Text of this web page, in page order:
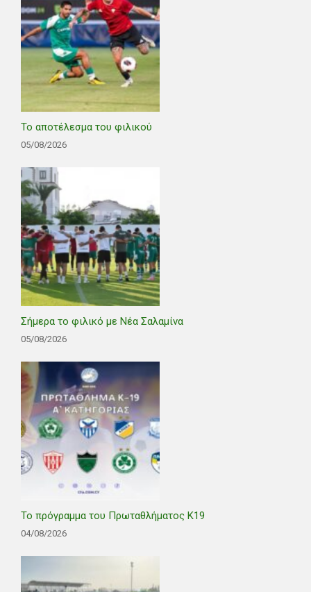
Το αποτέλεσμα του φιλικού
05/08/2026
Σήμερα το φιλικό με Νέα Σαλαμίνα
05/08/2026
Το πρόγραμμα του Πρωταθλήματος Κ19
04/08/2026